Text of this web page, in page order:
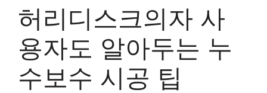
허리디스크의자 사
용자도 알아두는 누
수보수 시공 팁